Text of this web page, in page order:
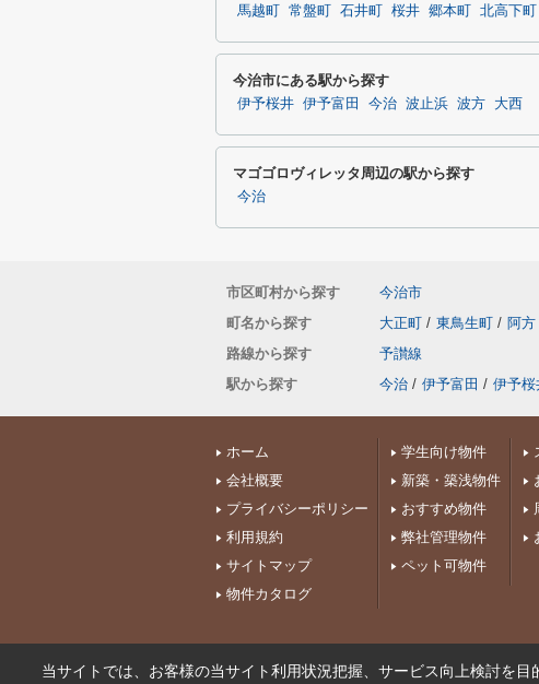
馬越町
常盤町 石井町 桜井 郷本町 北高下町
今治市にある駅から探す
伊予桜井 伊予富田 今治 波止浜 波方 大西
マゴゴロヴィレッタ周辺の駅から探す
今治
市区町村から探す
今治市
町名から探す
大正町 / 東鳥生町 / 阿方
路線から探す
予讃線
駅から探す
今治 / 伊予富田 / 伊予桜
ホーム
会社概要
プライバシーポリシー
利用規約
サイトマップ
物件カタログ
学生向け物件
新築・築浅物件
おすすめ物件
弊社管理物件
ペット可物件
当サイトでは、お客様の当サイト利用状況把握、サービス向上検討を